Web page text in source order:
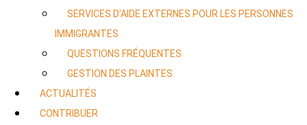
SERVICES D’AIDE EXTERNES POUR LES PERSONNES
IMMIGRANTES
QUESTIONS FRÉQUENTES
GESTION DES PLAINTES
ACTUALITÉS
CONTRIBUER